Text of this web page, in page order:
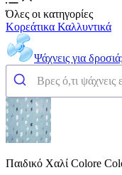
Όλες οι κατηγορίες
Κορεάτικα Καλλυντικά
Ψάχνεις για δροσιά;
Παιδικό Χαλί Colore